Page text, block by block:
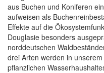
aus Buchen und Koniferen
aufweisen als
Effekte auf die
Douglasie besonders
norddeutschen
drei Arten werden in
pflanzlichen